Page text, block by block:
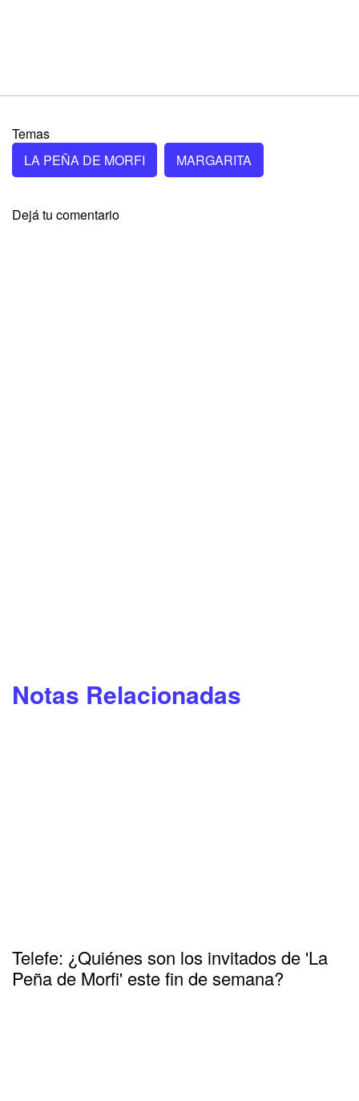
Temas
LA PEÑA DE MORFI
MARGARITA
Dejá tu comentario
Notas Relacionadas
Telefe: ¿Quiénes son los invitados de 'La
Peña de Morfi' este fin de semana?